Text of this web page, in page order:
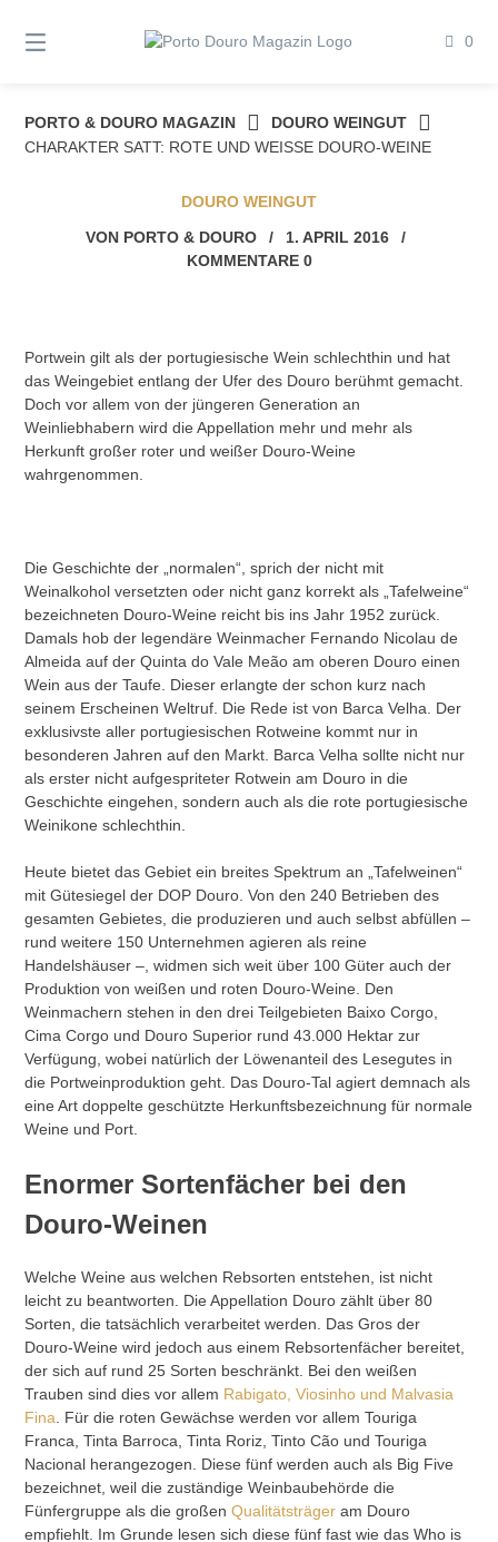
zum
Inhalt
0
PORTO & DOURO MAGAZIN
DOURO WEINGUT
CHARAKTER SATT: ROTE UND WEISSE DOURO-WEINE
DOURO WEINGUT
VON PORTO & DOURO / 1. APRIL 2016
/
KOMMENTARE 0
Portwein gilt als der portugiesische Wein schlechthin und hat
das Weingebiet entlang der Ufer des Douro berühmt gemacht.
Doch vor allem von der jüngeren Generation an
Weinliebhabern wird die Appellation mehr und mehr als
Herkunft großer roter und weißer Douro-Weine
wahrgenommen.
Die Geschichte der „normalen“, sprich der nicht mit
Weinalkohol versetzten oder nicht ganz korrekt als „Tafelweine“
bezeichneten Douro-Weine reicht bis ins Jahr 1952 zurück.
Damals hob der legendäre Weinmacher Fernando Nicolau de
Almeida auf der Quinta do Vale Meão am oberen Douro einen
Wein aus der Taufe. Dieser erlangte der schon kurz nach
seinem Erscheinen Weltruf. Die Rede ist von Barca Velha. Der
exklusivste aller portugiesischen Rotweine kommt nur in
besonderen Jahren auf den Markt. Barca Velha sollte nicht nur
als erster nicht aufgespriteter Rotwein am Douro in die
Geschichte eingehen, sondern auch als die rote portugiesische
Weinikone schlechthin.
Heute bietet das Gebiet ein breites Spektrum an „Tafelweinen“
mit Gütesiegel der DOP Douro. Von den 240 Betrieben des
gesamten Gebietes, die produzieren und auch selbst abfüllen –
rund weitere 150 Unternehmen agieren als reine
Handelshäuser –, widmen sich weit über 100 Güter auch der
Produktion von weißen und roten Douro-Weine. Den
Weinmachern stehen in den drei Teilgebieten Baixo Corgo,
Cima Corgo und Douro Superior rund 43.000 Hektar zur
Verfügung, wobei natürlich der Löwenanteil des Lesegutes in
die Portweinproduktion geht. Das Douro-Tal agiert demnach als
eine Art doppelte geschützte Herkunftsbezeichnung für normale
Weine und Port.
Enormer Sortenfächer bei den
Douro-Weinen
Welche Weine aus welchen Rebsorten entstehen, ist nicht
leicht zu beantworten. Die Appellation Douro zählt über 80
Sorten, die tatsächlich verarbeitet werden. Das Gros der
Douro-Weine wird jedoch aus einem Rebsortenfächer bereitet,
der sich auf rund 25 Sorten beschränkt. Bei den weißen
Trauben sind dies vor allem Rabigato, Viosinho und Malvasia
Fina. Für die roten Gewächse werden vor allem Touriga
Franca, Tinta Barroca, Tinta Roriz, Tinto Cão und Touriga
Nacional herangezogen. Diese fünf werden auch als Big Five
bezeichnet, weil die zuständige Weinbaubehörde die
Fünfergruppe als die großenQualitätsträger am Douro
empfiehlt. Im Grunde lesen sich diese fünf fast wie das Who is